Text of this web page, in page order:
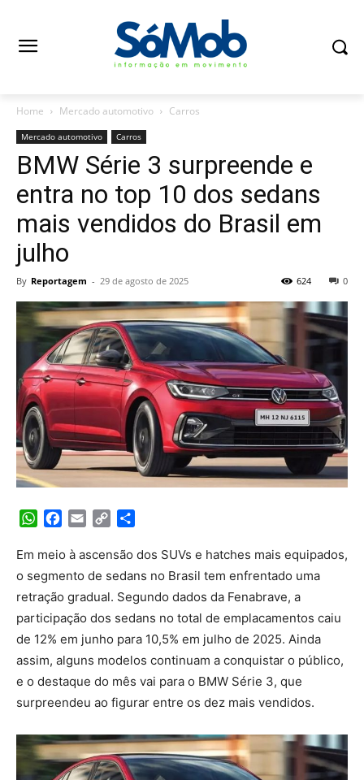
Home Mercado automotivo Carros
Mercado automotivo Carros
BMW Série 3 surpreende e
entra no top 10 dos sedans
mais vendidos do Brasil em
julho
By Reportagem - 29 de agosto de 2025 0
624
WhatsApp
Facebook
Email Copy
Em meio à ascensão dos SUVs e hatches mais equipados,
o segmento de sedans no Brasil tem enfrentado uma
retração gradual. Segundo dados da Fenabrave, a
participação dos sedans no total de emplacamentos caiu
de 12% em junho para 10,5% em julho de 2025. Ainda
assim, alguns modelos continuam a conquistar o público,
e o destaque do mês vai para o BMW Série 3, que
surpreendeu ao figurar entre os dez mais vendidos.